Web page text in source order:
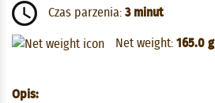
Czas parzenia: 3 minut
Net weight: 165.0 g
Opis: